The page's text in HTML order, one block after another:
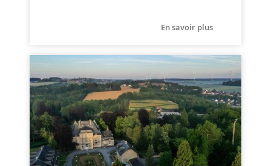
En savoir plus